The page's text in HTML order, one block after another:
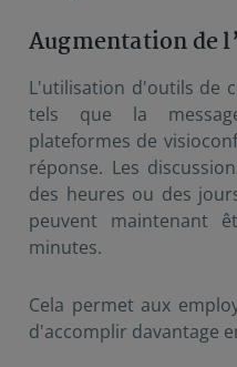
Augmentation de
L'utilisation d'outils de
tels que la
plateformes de
réponse. Les
des heures ou des
peuvent maintenant
minutes.
Cela permet aux
d'accomplir davantage